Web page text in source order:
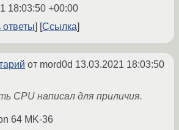
18:03:50 +00:00
ответы
Ссылка
от mord0d 13.03.2021 18:03:50
CPU написал для приличия.
64 MK-36